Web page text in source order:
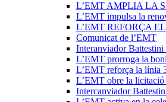
L’EMT AMPLIA LA
L’EMT impulsa la
L’EMT REFORÇA
Comunicat de l’EMT
Interanviador Battestini
L’EMT prorroga la
L’EMT reforça la línia
L’EMT obre la licitació
Intercanviador